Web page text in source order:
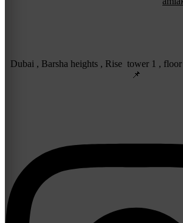
Dubai , Barsha heights , Rise tower 1 ,
📌